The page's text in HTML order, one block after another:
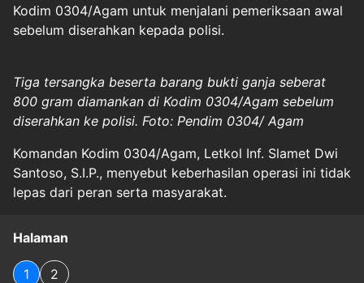
Kodim 0304/Agam untuk menjalani pemeriksaan awal
sebelum diserahkan kepada polisi.
Tiga tersangka beserta barang bukti ganja seberat
800 gram diamankan di Kodim 0304/Agam sebelum
diserahkan ke polisi. Foto: Pendim 0304/ Agam
Komandan Kodim 0304/Agam, Letkol Inf. Slamet Dwi
Santoso, S.I.P., menyebut keberhasilan operasi ini tidak
lepas dari peran serta masyarakat.
Halaman
1 2